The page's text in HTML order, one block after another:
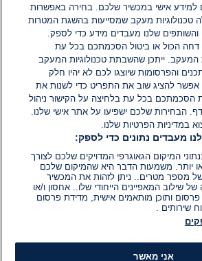
היה הראשון להגיב
למידע אישי במכשיר שלכם. בחירה באפשרות
טכנולוגיות מעקב שמסייעות בהשגת המטרות
והשותפים שלנו מעבדים מידע כדי לספק.
הכול או ביטול הסכמתכם בכל עת
המעקב. ייתכן שהשבתת טכנולוגיות המעקב
והפרסומות שיוצגו לכם לא יהיו חלק
אפשר להציג שוב את התפריט כדי לשנות את
הסכמתכם בכל עת בלחיצה על הקישור ניהול
הבחירות שלכם ישפיעו על אתר אישי שלנו.
במדיניות הפרטיות שלנו.
מעבדים נתונים כדי לספק:
המיקום הגאוגרפי המדויקים שלכם לצורך
יותר. משמעות הדבר היא שהמיקום שלכם
מספר מטרים.. ניתן לזהות את המכשיר
שילוב המאפיינים הייחודי שלו.. אחסון ו/או
ותוכן מותאמים אישית, מדידת פרסום
שירותים .
אני מאשר